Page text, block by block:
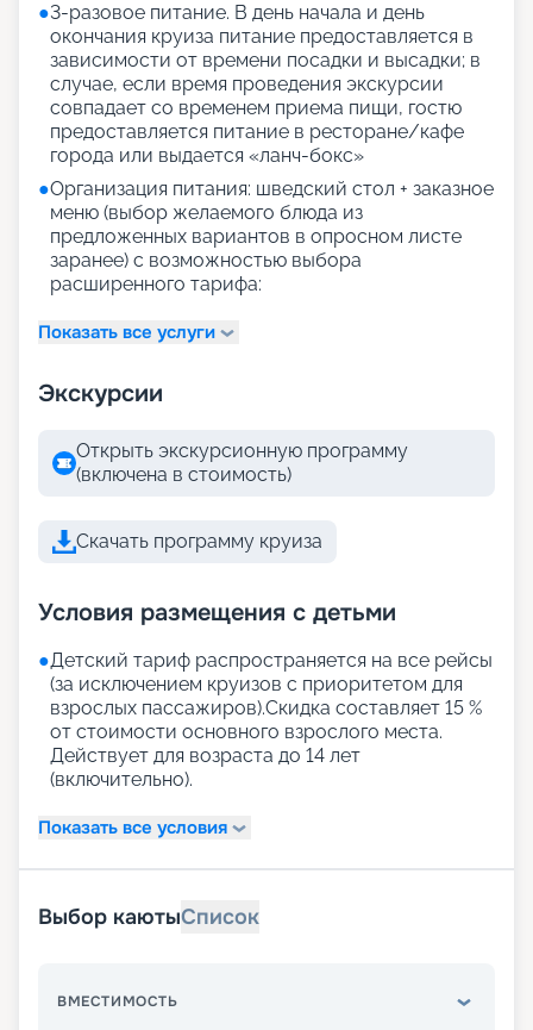
●3-разовое питание. В день начала и день
окончания круиза питание предоставляется в
зависимости от времени посадки и высадки; в
случае, если время проведения экскурсии
совпадает со временем приема пищи, гостю
предоставляется питание в ресторане/кафе
города или выдается «ланч-бокс»
●Организация питания: шведский стол + заказное
меню (выбор желаемого блюда из
предложенных вариантов в опросном листе
заранее) с возможностью выбора
расширенного тарифа:
Показать все услуги
Экскурсии
Открыть экскурсионную программу
(включена в стоимость)
Скачать программу круиза
Условия размещения с детьми
●Детский тариф распространяется на все рейсы
(за исключением круизов с приоритетом для
взрослых пассажиров).Скидка составляет 15 %
от стоимости основного взрослого места.
Действует для возраста до 14 лет
(включительно).
Показать все условия
Выбор каютыСписок
ВМЕСТИМОСТЬ